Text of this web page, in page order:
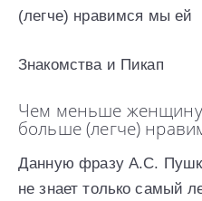
(легче) нравимся мы ей
Знакомства и Пикап
Чем меньше
больше (легче)
Данную фразу А.С.
не знает только самый